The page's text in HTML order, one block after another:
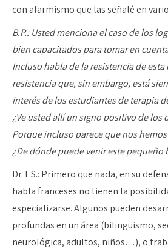
con alarmismo que las señalé en
B.P.: Usted menciona el caso de los
bien capacitados para tomar en
Incluso habla de la resistencia de
resistencia que, sin embargo, está
interés de los estudiantes de terapia
¿Ve usted allí un signo positivo de los
Porque incluso parece que nos
¿De dónde puede venir este pequeño
Dr. F.S.: Primero que nada, en su
habla franceses no tienen la
especializarse. Algunos pueden
profundas en un área (bilingüismo,
neurológica, adultos, niños…), o